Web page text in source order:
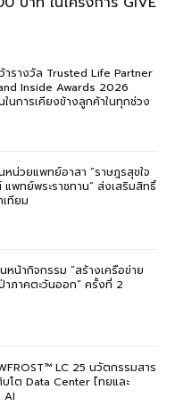
รางวัล Trusted Life Partner
Inside Awards 2026
นการเคียงข้างลูกค้าในทุกช่วง
น่วยแพทย์อาสา “ราษฎรสุขใจ
พทย์พระราชทาน” ส่งเสริมสิทธิ์
เทียม
หน้ากิจกรรม “สร้างเครือข่าย
าภาคตะวันออก” ครั้งที่ 2
LC 25 นวัตกรรมสาร
โต Data Center ไทยและ
AI